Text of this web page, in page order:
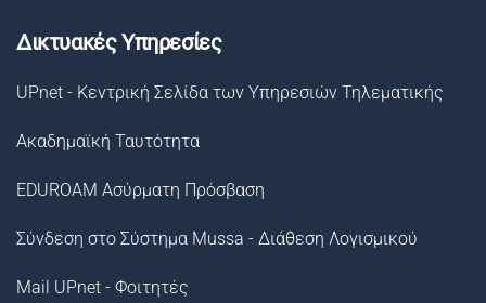
Δικτυακές Υπηρεσίες
UPnet - Κεντρική Σελίδα των Υπηρεσιών Τηλεματικής
Ακαδημαϊκή Ταυτότητα
EDUROAM Ασύρματη Πρόσβαση
Σύνδεση στο Σύστημα Μussa - Διάθεση Λογισμικού
Mail UPnet - Φοιτητές